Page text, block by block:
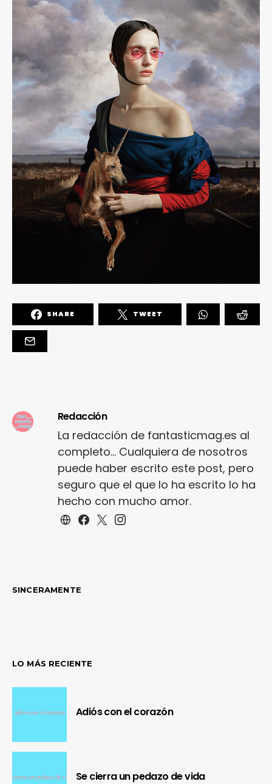
SHARE TWEET
Redacción
La redacción de fantasticmag.es al
completo... Cualquiera de nosotros
puede haber escrito este post, pero
seguro que el que lo ha escrito lo ha
hecho con mucho amor.
SINCERAMENTE
LO MÁS RECIENTE
Adiós con el corazón
Se cierra un pedazo de vida